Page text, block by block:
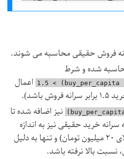
فروش حقیقی محاسبه می شوند.
شده و شرط
اعمال
باشد).
نیز اضافه شده تا
خرید حقیقی نیز به اندازه
کافی بالا باشد (مثلاً بالای ۲۰ میلیون تومان) و تنها به دلیل
نسبت بالا نرفته باشد.